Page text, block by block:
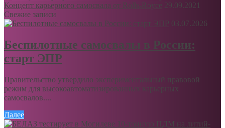
Концепт карьерного самосвала от Rolls-Royce 29.09.2021
Свежие записи
03.07.2026
Беспилотные самосвалы в России:
старт ЭПР
Правительство утвердило экспериментальный правовой
режим для высокоавтоматизированных карьерных
самосвалов....
Далее